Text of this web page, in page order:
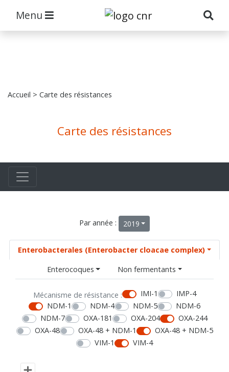
Menu
Accueil > Carte des résistances
Carte des résistances
Par année : 2019
Enterobacterales (Enterobacter cloacae complex)
Enterocoques
Non fermentants
Mécanisme de résistance : IMI-1
IMP-4
NDM-1
NDM-4 NDM-5
NDM-6
NDM-7
OXA-181 OXA-204
OXA-244
OXA-48
OXA-48 + NDM-1
OXA-48 + NDM-5
VIM-1
VIM-4